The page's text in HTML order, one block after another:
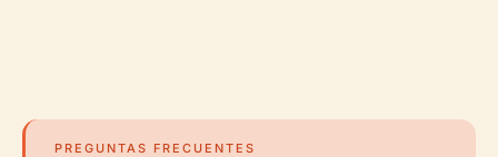
PREGUNTAS FRECUENTES